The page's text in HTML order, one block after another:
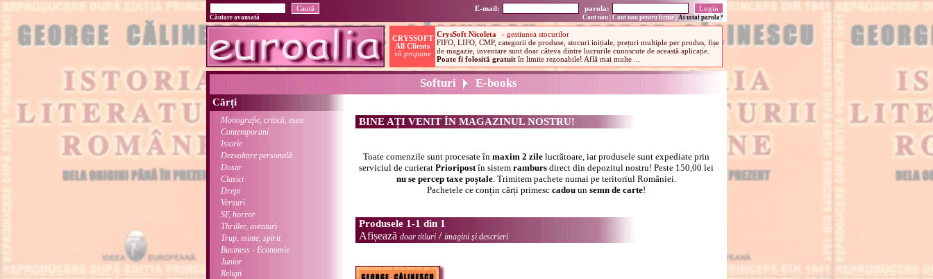
E-mail: parola:
Căutare avansată Cont nou Cont nou pentru firme Ai uitat parola?
Softuri E-books
Cărți
Monografie, critică, eseu
Contemporani
Istorie
Dezvoltare personală
Dosar
Clasici
Drept
Versuri
SF, horror
Thriller, aventuri
Trup, minte, spirit
Business - Economie
Junior
Religii
BINE AȚI VENIT ÎN MAGAZINUL NOSTRU!
Toate comenzile sunt procesate în maxim 2 zilelucrătoare, iar produsele sunt expediate prin
serviciul de curierat Prioripostîn sistem rambursdirect din depozitul nostru! Peste 150,00 lei
nu se percep taxe poștale. Trimitem pachete numai pe teritoriul României.
Pachetele ce conțin cărți primesc cadouun semn de carte!
Produsele 1-1 din 1
Afișează doar titluri / imagini și descrieri